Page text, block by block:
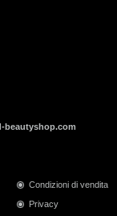
beautyshop.com
Condizioni di vendita
Privacy